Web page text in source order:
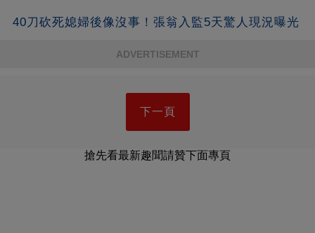
40刀砍死媳婦後像沒事！張翁入監5天驚人現況曝光
ADVERTISEMENT
下一頁
搶先看最新趣聞請贊下面專頁